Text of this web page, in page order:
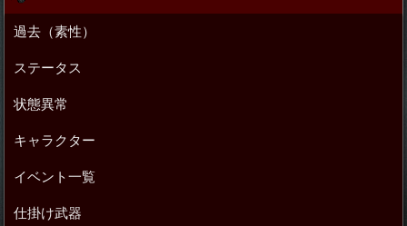
過去（素性）
ステータス
状態異常
キャラクター
イベント一覧
仕掛け武器